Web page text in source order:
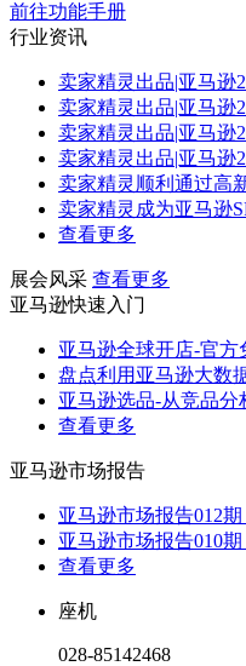
前往功能手册
行业资讯
卖家精灵出品|亚马逊
卖家精灵出品|亚马逊
卖家精灵出品|亚马逊
卖家精灵出品|亚马逊
卖家精灵顺利通过高
卖家精灵成为亚马逊
查看更多
展会风采 查看更多
亚马逊快速入门
亚马逊全球开店-官方
盘点利用亚马逊大数
亚马逊选品-从竞品分
查看更多
亚马逊市场报告
亚马逊市场报告012
亚马逊市场报告010
查看更多
座机
028-85142468